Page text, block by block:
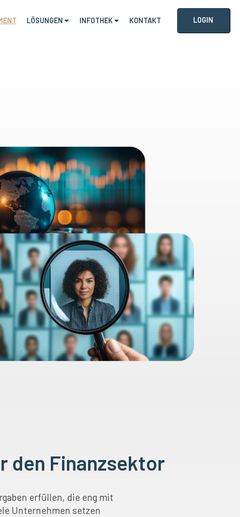
LÖSUNGEN INFOTHEK KONTAKT LOGIN
den Finanzsektor
erfüllen, die eng mit
Unternehmen setzen